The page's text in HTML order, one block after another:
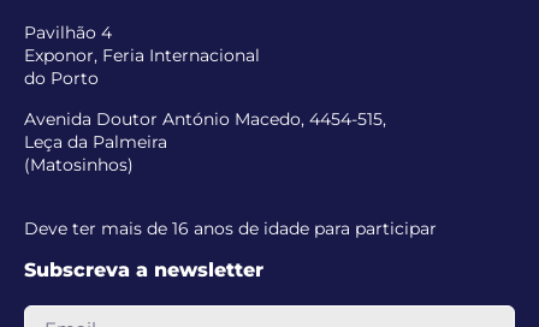
Pavilhão 4
Exponor, Feria Internacional
do Porto
Avenida Doutor António Macedo, 4454-515,
Leça da Palmeira
(Matosinhos)
Deve ter mais de 16 anos de idade para participar
Subscreva a newsletter